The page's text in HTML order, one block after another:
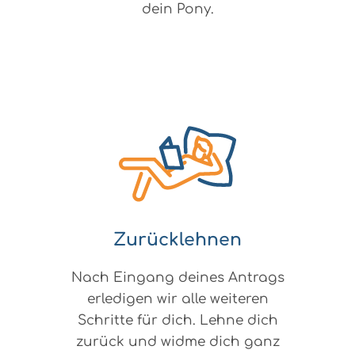
dein Pony.
Zurücklehnen
Nach Eingang deines Antrags
erledigen wir alle weiteren
Schritte für dich. Lehne dich
zurück und widme dich ganz